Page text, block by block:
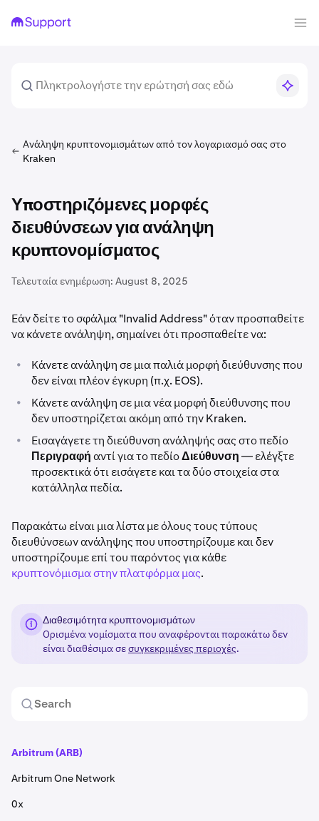
Ανάληψη κρυπτονομισμάτων από τον λογαριασμό σας στο
Kraken
Υποστηριζόμενες μορφές
διευθύνσεων για ανάληψη
κρυπτονομίσματος
Τελευταία ενημέρωση: August 8, 2025
Εάν δείτε το σφάλμα "Invalid Address" όταν προσπαθείτε
να κάνετε ανάληψη, σημαίνει ότι προσπαθείτε να:
•
Κάνετε ανάληψη σε μια παλιά μορφή διεύθυνσης που
δεν είναι πλέον έγκυρη (π.χ. EOS).
•
Κάνετε ανάληψη σε μια νέα μορφή διεύθυνσης που
δεν υποστηρίζεται ακόμη από την Kraken.
•
Εισαγάγετε τη διεύθυνση ανάληψής σας στο πεδίο
Περιγραφήαντί για το πεδίοΔιεύθυνση— ελέγξτε
προσεκτικά ότι εισάγετε και τα δύο στοιχεία στα
κατάλληλα πεδία.
Παρακάτω είναι μια λίστα με όλους τους τύπους
διευθύνσεων ανάληψης που υποστηρίζουμε και δεν
υποστηρίζουμε επί του παρόντος για κάθε
κρυπτονόμισμα στην πλατφόρμα μας.
Διαθεσιμότητα κρυπτονομισμάτων
Ορισμένα νομίσματα που αναφέρονται παρακάτω δεν
είναι διαθέσιμα σεσυγκεκριμένες περιοχές.
Arbitrum(ARB)
Arbitrum One Network
0x